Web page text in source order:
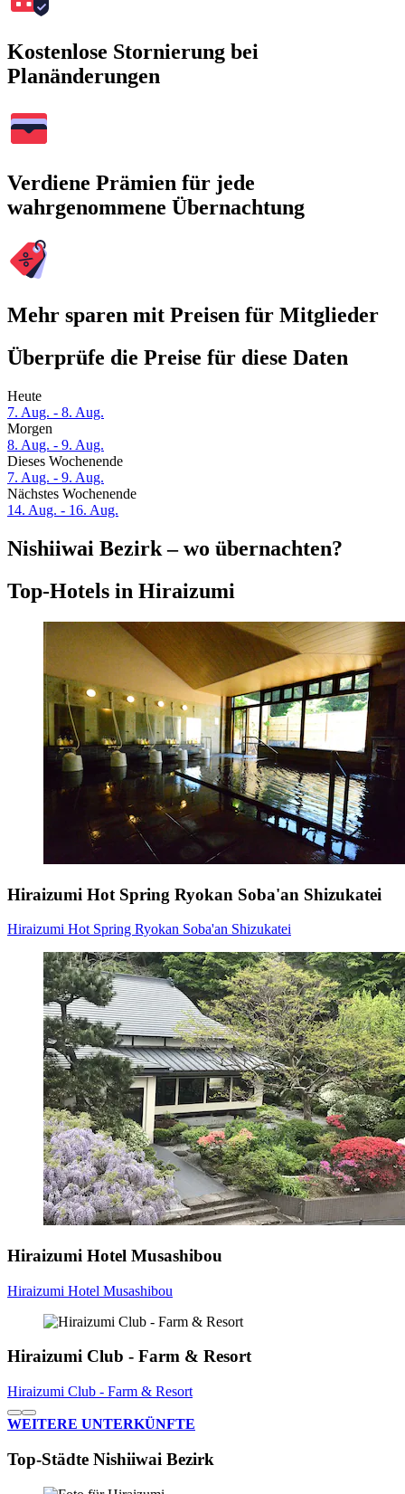
Kostenlose Stornierung bei
Planänderungen
Verdiene Prämien für jede
wahrgenommene Übernachtung
Mehr sparen mit Preisen für Mitglieder
Überprüfe die Preise für diese Daten
Heute
7. Aug. - 8. Aug.
Morgen
8. Aug. - 9. Aug.
Dieses Wochenende
7. Aug. - 9. Aug.
Nächstes Wochenende
14. Aug. - 16. Aug.
Nishiiwai Bezirk – wo übernachten?
Top-Hotels in Hiraizumi
Hiraizumi Hot Spring Ryokan Soba'an Shizukatei
Hiraizumi Hot Spring Ryokan Soba'an Shizukatei
Hiraizumi Hotel Musashibou
Hiraizumi Hotel Musashibou
Hiraizumi Club - Farm & Resort
Hiraizumi Club - Farm & Resort
WEITERE UNTERKÜNFTE
Top-Städte Nishiiwai Bezirk